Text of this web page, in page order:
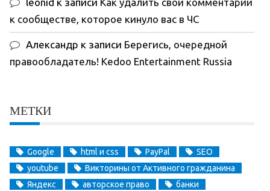
к сообществе, которое кинуло вас в ЧС
Александр к записи Берегись, очередной
правообладатель! Kedoo Entertainment Russia
МЕТКИ
Google html и css PayPal
SEO
youtube
Викторины от Активного гражданина
Яндекс
авторское право
банки